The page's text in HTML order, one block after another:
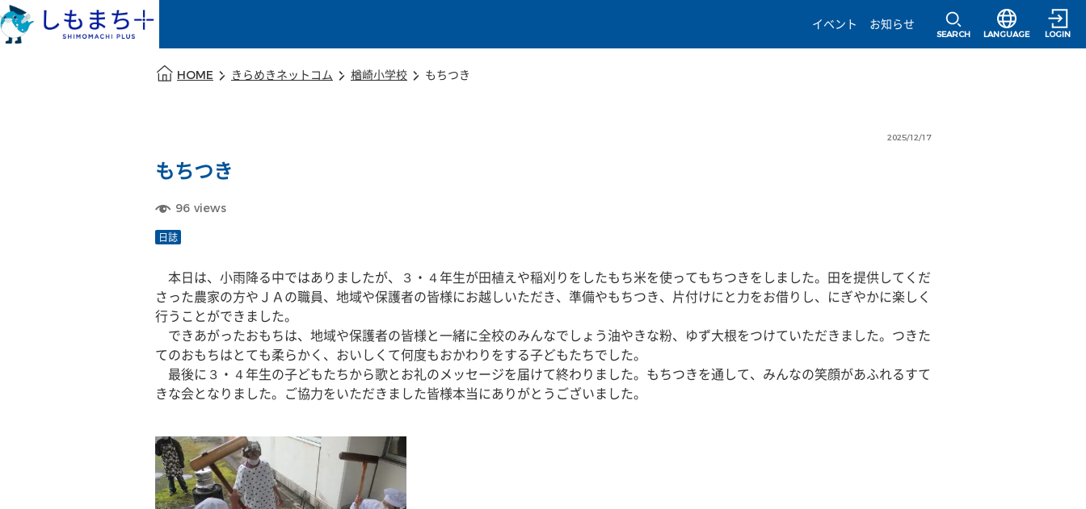
イベント
お知らせ
SEARCH
選択すると言語
LANGUAGE LOGIN
HOME きらめきネットコム 楢崎小学校 もちつき
2025/12/17
もちつき
96 views
日誌
本日は、小雨降る中ではありましたが、３・４年生が田植えや稲刈りをしたもち米を使ってもちつきをしました。田を提供してくだ
さった農家の方やＪＡの職員、地域や保護者の皆様にお越しいただき、準備やもちつき、片付けにと力をお借りし、にぎやかに楽しく
行うことができました。
できあがったおもちは、地域や保護者の皆様と一緒に全校のみんなでしょう油やきな粉、ゆず大根をつけていただきました。つきた
てのおもちはとても柔らかく、おいしくて何度もおかわりをする子どもたちでした。
最後に３・４年生の子どもたちから歌とお礼のメッセージを届けて終わりました。もちつきを通して、みんなの笑顔があふれるすて
きな会となりました。ご協力をいただきました皆様本当にありがとうございました。